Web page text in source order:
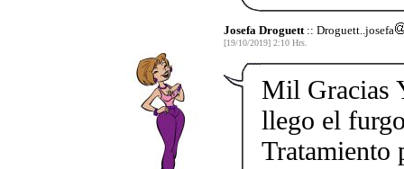
Josefa Droguett:: Droguett..josefa
[19/10/2019] 2:10 Hrs.
Mil Gracias
llego el
Tratamiento